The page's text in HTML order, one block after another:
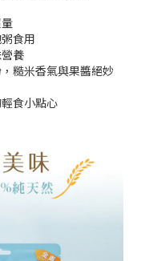
食用
養
糙米香氣與果醬絕妙
食小點心